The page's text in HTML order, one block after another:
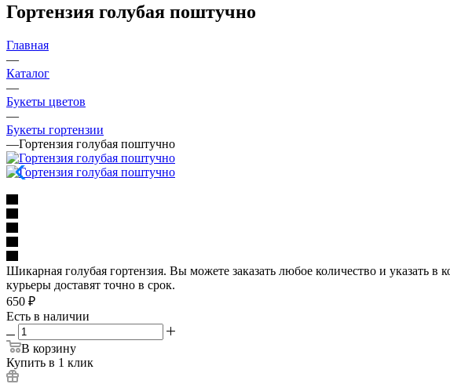
Гортензия голубая поштучно
Главная
—
Каталог
—
Букеты цветов
—
Букеты гортензии
—Гортензия голубая поштучно
Шикарная голубая гортензия. Вы можете заказать любое количество и указать
курьеры доставят точно в срок.
650 ₽
Есть в наличии
В корзину
Купить в 1 клик